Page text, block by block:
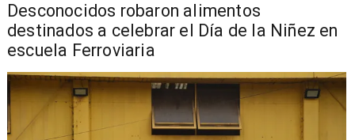
Desconocidos robaron alimentos
destinados a celebrar el Día de la Niñez en
escuela Ferroviaria